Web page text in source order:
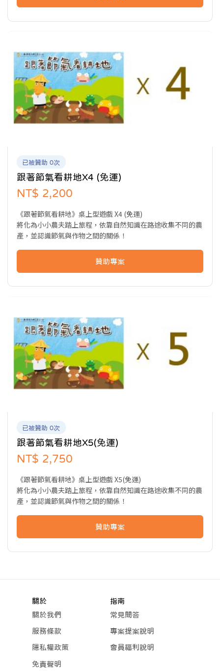
已被贊助 0次
跟著節氣看耕地X4 (免運)
NT$ 2,200
《跟著節氣看耕地》桌上型遊戲 X4 (免運)
將化為小小農夫踏上旅程，依靠自然知識在路途收集不同的農
產，並認識節氣與作物之間的關係！
贊助專案
已被贊助 0次
跟著節氣看耕地X5(免運)
NT$ 2,750
《跟著節氣看耕地》桌上型遊戲 X5(免運)
將化為小小農夫踏上旅程，依靠自然知識在路途收集不同的農
產，並認識節氣與作物之間的關係！
贊助專案
關於
關於我們
服務條款
隱私權政策
免責聲明
指南
常見問答
專案提案說明
會員福利說明